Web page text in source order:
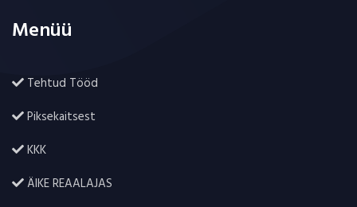
Menüü
Tehtud Tööd
Piksekaitsest
KKK
ÄIKE REAALAJAS